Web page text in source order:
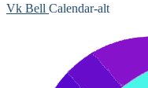
Vk Bell Calendar-alt